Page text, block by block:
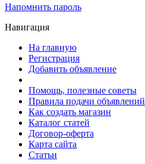
Напомнить пароль
Навигация
На главную
Регистрация
Добавить объявление
Помощь, полезные советы
Правила подачи объявлений
Как создать магазин
Каталог статей
Договор-оферта
Карта сайта
Статьи